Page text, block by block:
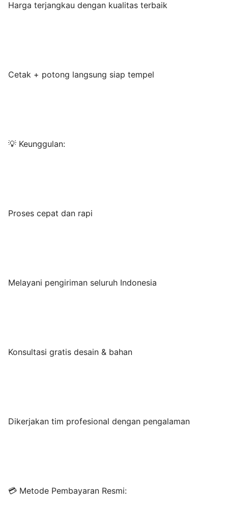
Harga terjangkau dengan kualitas terbaik
Cetak + potong langsung siap tempel
💡 Keunggulan:
Proses cepat dan rapi
Melayani pengiriman seluruh Indonesia
Konsultasi gratis desain & bahan
Dikerjakan tim profesional dengan pengalaman
💳 Metode Pembayaran Resmi: